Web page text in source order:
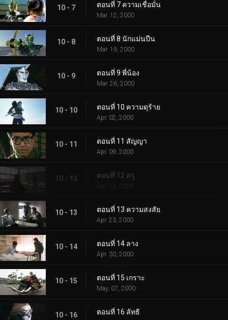
10 - 7 ตอนที่ 7 ความเชื่อมั่น
Mar. 12, 2000
10 - 8 ตอนที่ 8 นักแม่นปืน
Mar. 19, 2000
10 - 9 ตอนที่ 9 พี่น้อง
Mar. 26, 2000
10 - 10 ตอนที่ 10 ความดุร้าย
Apr. 02, 2000
10 - 11 ตอนที่ 11 สัญญา
Apr. 09, 2000
10 - 12 ตอนที่ 12 ครู
Apr. 16, 2000
10 - 13 ตอนที่ 13 ความสงสัย
Apr. 23, 2000
10 - 14 ตอนที่ 14 ลาง
Apr. 30, 2000
10 - 15 ตอนที่ 15 เกราะ
May. 07, 2000
10 - 16 ตอนที่ 16 ลัทธิ